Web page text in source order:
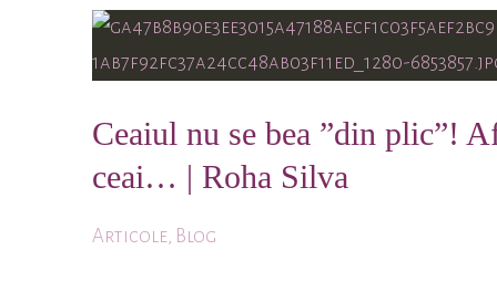
Ceaiul nu se bea ”din plic”!
ceai… | Roha Silva
Articole, Blog
Ceaiul
nu
bea
Află